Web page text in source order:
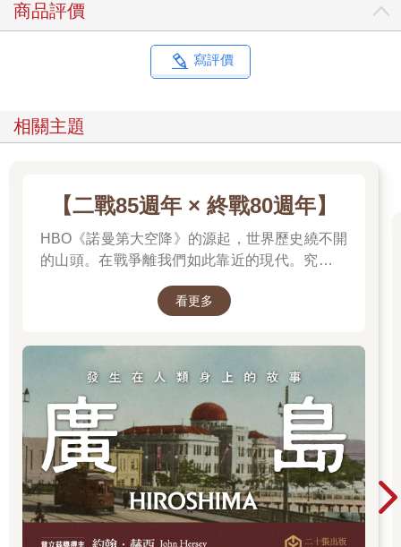
商品評價
寫評價
相關主題
【二戰85週年 × 終戰80週年】
HBO《諾曼第大空降》的源起，世界歷史繞不開
的山頭。在戰爭離我們如此靠近的現代。究竟是
後、影響至今的軍事衝突？我們站在世界和平的
理由。
看更多